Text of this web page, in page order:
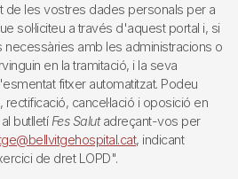
de les vostres dades personals per a
sol·liciteu a través d'aquest portal i, si
amb les administracions o
en la tramitació, i la seva
fitxer automatitzat. Podeu
cancel·lació i oposició en
butlletí Fes Salutadreçant-vos per
, indicant
de dret LOPD".